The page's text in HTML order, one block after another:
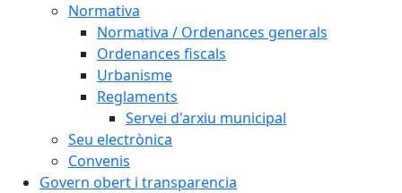
Normativa
Normativa / Ordenances generals
Ordenances fiscals
Urbanisme
Reglaments
Servei d'arxiu municipal
Seu electrònica
Convenis
Govern obert i transparencia